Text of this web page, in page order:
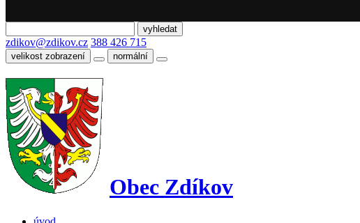
zdikov@zdikov.cz 388 426 715
velikost zobrazení normální
Obec Zdíkov